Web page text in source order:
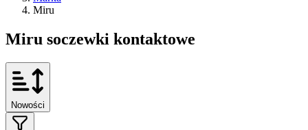
Miru
Miru soczewki kontaktowe
Nowości